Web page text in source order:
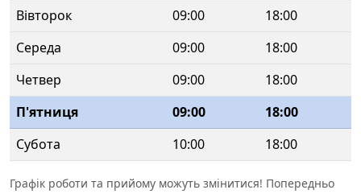
Вівторок
09:00
18:00
Середа
09:00
18:00
Четвер
09:00
18:00
П'ятниця
09:00
18:00
Субота
10:00 18:00
Графік роботи та прийому можуть змінитися! Попередньо